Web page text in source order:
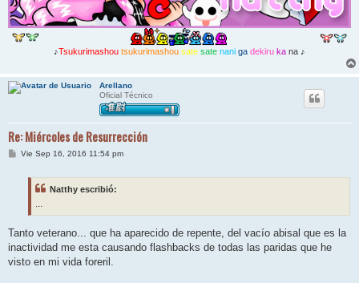
♪Tsukurimashou tsukurimashou sate sate nani ga dekiru ka na ♪
Arellano
Oficial Técnico
Re: Miércoles de Resurrección
MVie Sep 16, 2016 11:54 pm
Natthy escribió:
...
Tanto veterano... que ha aparecido de repente, del vacío abisal que es la
inactividad me esta causando flashbacks de todas las paridas que he
visto en mi vida foreril.